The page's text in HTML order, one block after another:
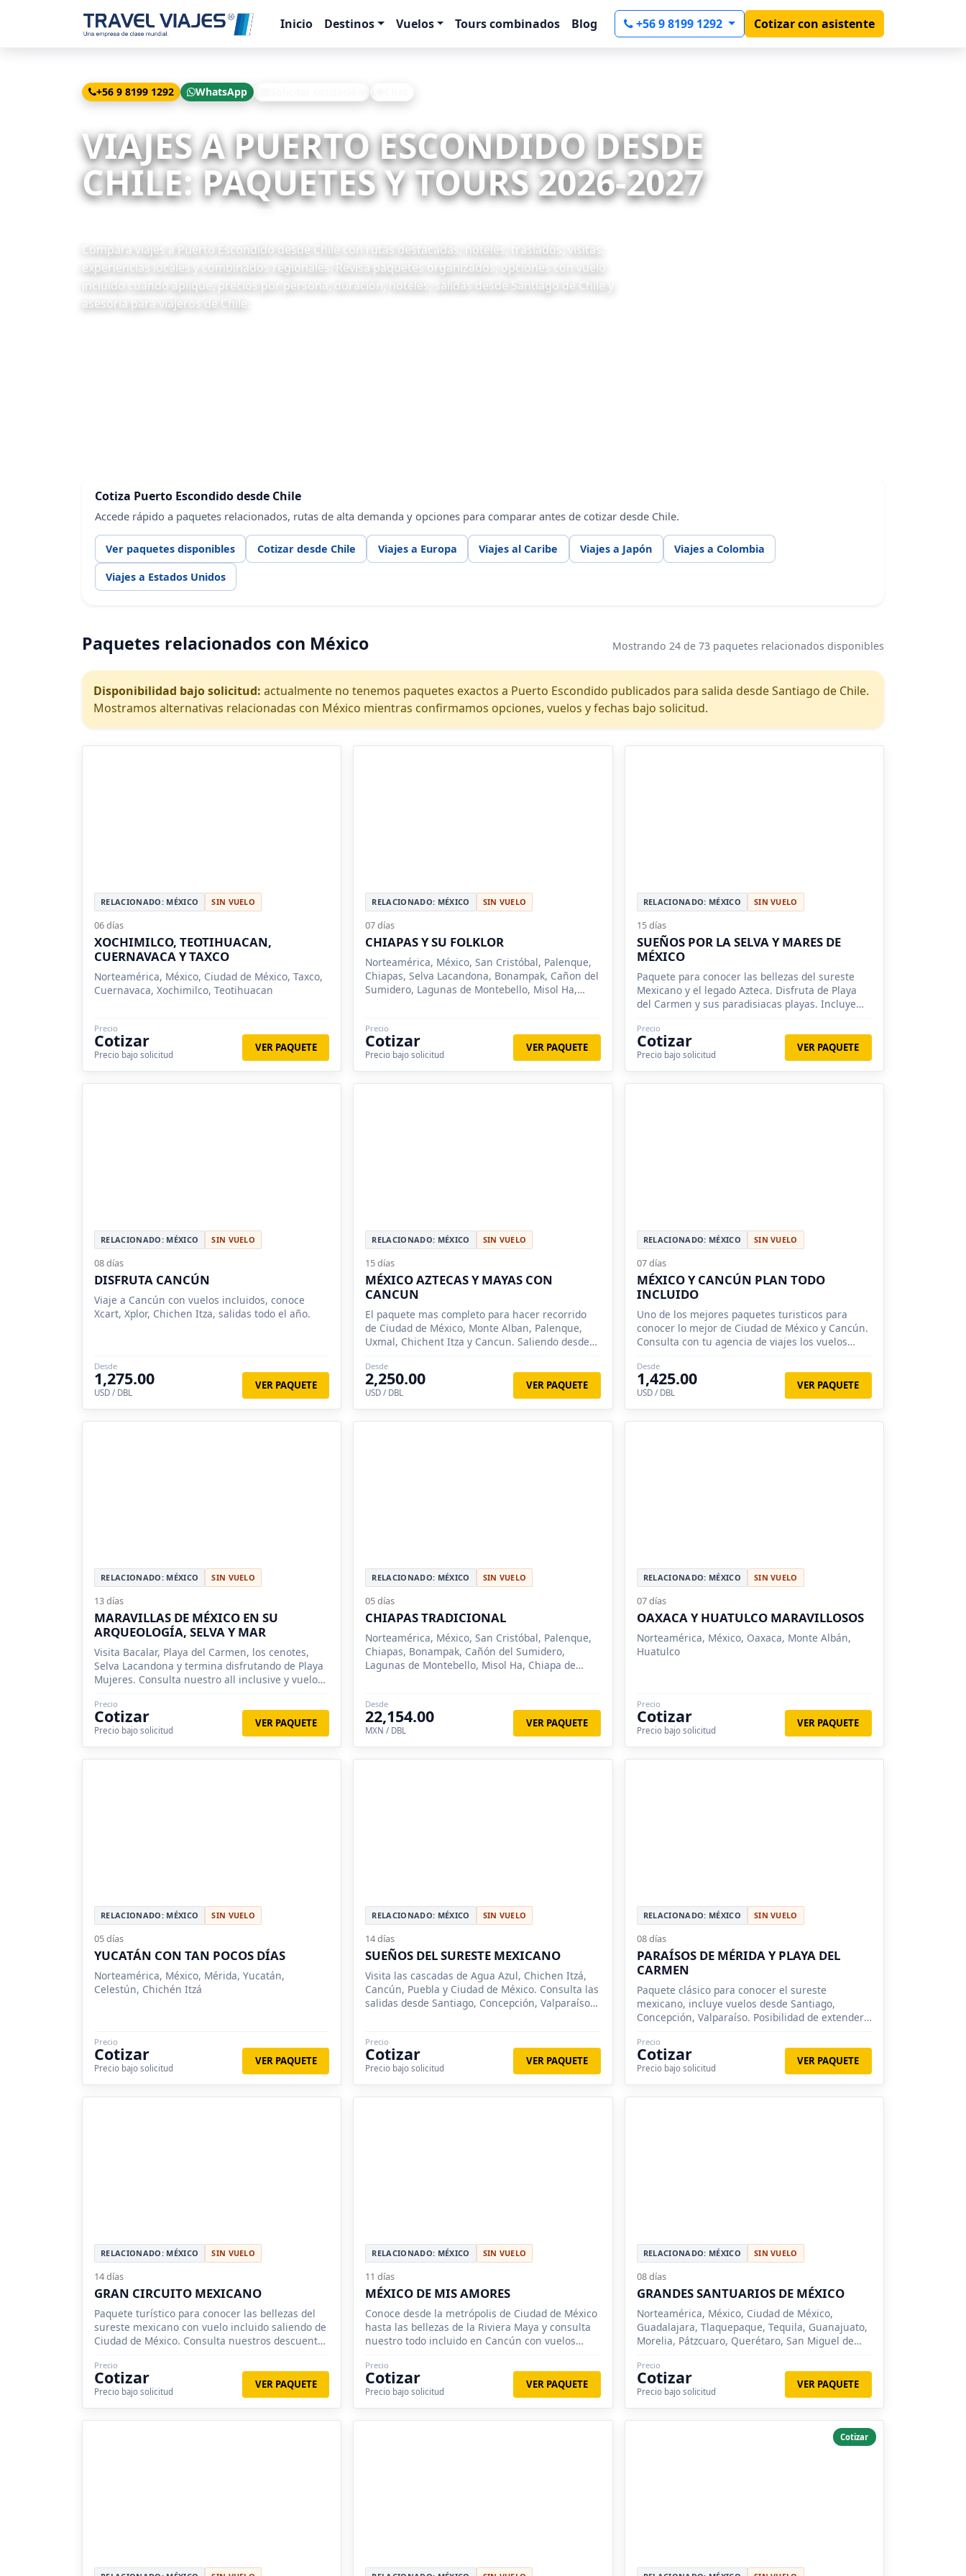
Inicio Destinos Vuelos Tours combinados Blog +56 9 8199 1292 Cotizar con asistente
+56 9 8199 1292 WhatsApp
VIAJES A PUERTO ESCONDIDO DESDE
CHILE: PAQUETES Y TOURS 2026-2027
Compara viajes a Puerto Escondido desde Chile con rutas destacadas, hoteles, traslados, visitas,
experiencias locales y combinados regionales. Revisa paquetes organizados, opciones con vuelo
incluido cuando aplique, precios por persona, duración, hoteles, salidas desde Santiago de Chile y
asesoría para viajeros de Chile.
Cotiza Puerto Escondido desde Chile
Accede rápido a paquetes relacionados, rutas de alta demanda y opciones para comparar antes de cotizar desde Chile.
Ver paquetes disponibles Cotizar desde Chile Viajes a Europa Viajes al Caribe Viajes a Japón Viajes a Colombia
Viajes a Estados Unidos
Paquetes relacionados con México Mostrando 24 de 73 paquetes relacionados disponibles
Disponibilidad bajo solicitud: actualmente no tenemos paquetes exactos a Puerto Escondido publicados para salida desde Santiago de Chile.
Mostramos alternativas relacionadas con México mientras confirmamos opciones, vuelos y fechas bajo solicitud.
RELACIONADO: MÉXICO SIN VUELO
06 días
XOCHIMILCO, TEOTIHUACAN,
CUERNAVACA Y TAXCO
Norteamérica, México, Ciudad de México, Taxco,
Cuernavaca, Xochimilco, Teotihuacan
Precio
Cotizar
Precio bajo solicitud
VER PAQUETE
RELACIONADO: MÉXICO SIN VUELO
07 días
CHIAPAS Y SU FOLKLOR
Norteamérica, México, San Cristóbal, Palenque,
Chiapas, Selva Lacandona, Bonampak, Cañon del
Sumidero, Lagunas de Montebello, Misol Ha,
Precio
Cotizar
Precio bajo solicitud
VER PAQUETE
RELACIONADO: MÉXICO SIN VUELO
15 días
SUEÑOS POR LA SELVA Y MARES DE
MÉXICO
Paquete para conocer las bellezas del sureste
Mexicano y el legado Azteca. Disfruta de Playa
del Carmen y sus paradisiacas playas. Incluye
Precio
Cotizar
Precio bajo solicitud
VER PAQUETE
RELACIONADO: MÉXICO SIN VUELO
08 días
DISFRUTA CANCÚN
Viaje a Cancún con vuelos incluidos, conoce
Xcart, Xplor, Chichen Itza, salidas todo el año.
Desde
1,275.00
USD / DBL
VER PAQUETE
RELACIONADO: MÉXICO SIN VUELO
15 días
MÉXICO AZTECAS Y MAYAS CON
CANCUN
El paquete mas completo para hacer recorrido
de Ciudad de México, Monte Alban, Palenque,
Uxmal, Chichent Itza y Cancun. Saliendo desde
Desde
2,250.00
USD / DBL
VER PAQUETE
RELACIONADO: MÉXICO SIN VUELO
07 días
MÉXICO Y CANCÚN PLAN TODO
INCLUIDO
Uno de los mejores paquetes turisticos para
conocer lo mejor de Ciudad de México y Cancún.
Consulta con tu agencia de viajes los vuelos
Valparaíso
Desde
1,425.00
USD / DBL
VER PAQUETE
RELACIONADO: MÉXICO SIN VUELO
13 días
MARAVILLAS DE MÉXICO EN SU
ARQUEOLOGÍA, SELVA Y MAR
Visita Bacalar, Playa del Carmen, los cenotes,
Selva Lacandona y termina disfrutando de Playa
Mujeres. Consulta nuestro all inclusive y vuelos
Precio
Cotizar
Precio bajo solicitud
VER PAQUETE
RELACIONADO: MÉXICO SIN VUELO
05 días
CHIAPAS TRADICIONAL
Norteamérica, México, San Cristóbal, Palenque,
Chiapas, Bonampak, Cañón del Sumidero,
Lagunas de Montebello, Misol Ha, Chiapa de
Desde
22,154.00
MXN / DBL
VER PAQUETE
RELACIONADO: MÉXICO SIN VUELO
07 días
OAXACA Y HUATULCO MARAVILLOSOS
Norteamérica, México, Oaxaca, Monte Albán,
Huatulco
Precio
Cotizar
Precio bajo solicitud
VER PAQUETE
RELACIONADO: MÉXICO SIN VUELO
05 días
YUCATÁN CON TAN POCOS DÍAS
Norteamérica, México, Mérida, Yucatán,
Celestún, Chichén Itzá
Precio
Cotizar
Precio bajo solicitud
VER PAQUETE
RELACIONADO: MÉXICO SIN VUELO
14 días
SUEÑOS DEL SURESTE MEXICANO
Visita las cascadas de Agua Azul, Chichen Itzá,
Cancún, Puebla y Ciudad de México. Consulta las
salidas desde Santiago, Concepción, Valparaíso.
Precio
Cotizar
Precio bajo solicitud
VER PAQUETE
RELACIONADO: MÉXICO SIN VUELO
08 días
PARAÍSOS DE MÉRIDA Y PLAYA DEL
CARMEN
Paquete clásico para conocer el sureste
mexicano, incluye vuelos desde Santiago,
Concepción, Valparaíso. Posibilidad de extender
Precio
Cotizar
Precio bajo solicitud
VER PAQUETE
RELACIONADO: MÉXICO SIN VUELO
14 días
GRAN CIRCUITO MEXICANO
Paquete turístico para conocer las bellezas del
sureste mexicano con vuelo incluido saliendo de
Ciudad de México. Consulta nuestros descuentos
Precio
Cotizar
Precio bajo solicitud
VER PAQUETE
RELACIONADO: MÉXICO SIN VUELO
11 días
MÉXICO DE MIS AMORES
Conoce desde la metrópolis de Ciudad de México
hasta las bellezas de la Riviera Maya y consulta
nuestro todo incluido en Cancún con vuelos
Precio
Cotizar
Precio bajo solicitud
VER PAQUETE
RELACIONADO: MÉXICO SIN VUELO
08 días
GRANDES SANTUARIOS DE MÉXICO
Norteamérica, México, Ciudad de México,
Guadalajara, Tlaquepaque, Tequila, Guanajuato,
Morelia, Pátzcuaro, Querétaro, San Miguel de
Precio
Cotizar
Precio bajo solicitud
VER PAQUETE
Cotizar